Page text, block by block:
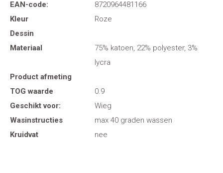
EAN-code:
8720964481166
Kleur
Roze
Dessin
Materiaal
75% katoen, 22% polyester, 3%
lycra
Product afmeting
TOG waarde
0.9
Geschikt voor:
Wieg
Wasinstructies
max 40 graden wassen
Kruidvat
nee